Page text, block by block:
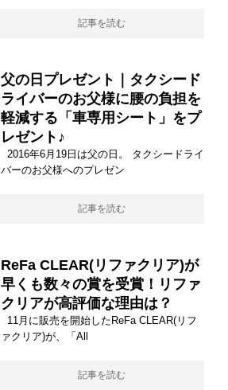
記事を読む
父の日プレゼント｜タクシード
ライバーのお父様に腰の負担を
軽減する「車専用シート」をプ
レゼント♪
2016年6月19日は父の日。 タクシードライ
バーのお父様へのプレゼン
記事を読む
ReFa CLEAR(リファクリア)が
早くも数々の賞を受賞！リファ
クリアが高評価な理由は？
11月に販売を開始したReFa CLEAR(リフ
ァクリア)が、「All
記事を読む